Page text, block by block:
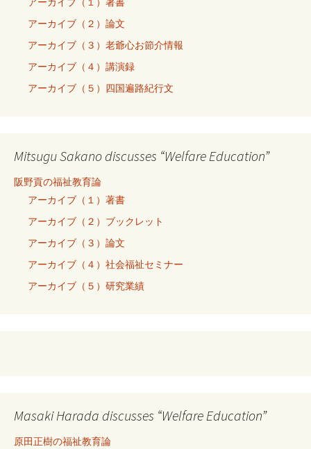
アーカイブ（２）論文
アーカイブ（３）老爺心お節介情報
アーカイブ（４）講演録
アーカイブ（５）四国遍路紀行文
Mitsugu Sakano discusses “Welfare Education”
阪野貢の福祉教育論
アーカイブ（１）著書
アーカイブ（２）ブックレット
アーカイブ（３）論文
アーカイブ（４）社会福祉セミナー
アーカイブ（５）研究業績
Masaki Harada discusses “Welfare Education”
原田正樹の福祉教育論